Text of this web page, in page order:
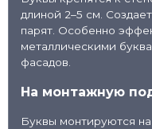
длиной 2–5 см.
парят. Особенно
металлическими
фасадов.
На монтажную
Буквы монтируются